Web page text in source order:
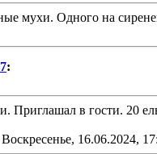
мухи. Одного на
:
Приглашал в гости. 20
Воскресенье, 16.06.2024,